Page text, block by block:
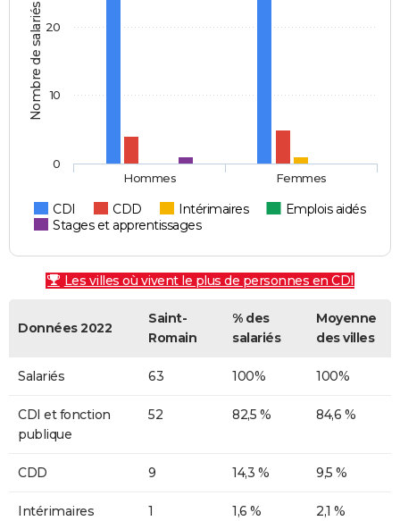
Nombre de salariés
CDI CDD Intérimaires
Emplois aidés
Stages et apprentissages
Hommes Femmes
0
10
20
Les villes où vivent le plus de personnes en CDI
Données 2022
Saint-
Romain
% des
salariés
Moyenne
des villes
Salariés 63 100% 100%
CDI et fonction
publique
52 82,5 % 84,6 %
CDD 9 14,3 % 9,5 %
Intérimaires 1 1,6 % 2,1 %